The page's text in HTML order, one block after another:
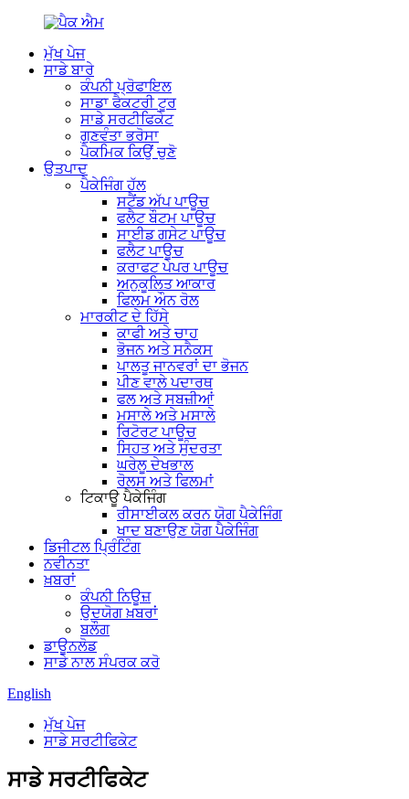
ਮੁੱਖ ਪੇਜ
ਸਾਡੇ ਬਾਰੇ
ਕੰਪਨੀ ਪ੍ਰੋਫਾਇਲ
ਸਾਡਾ ਫੈਕਟਰੀ ਟੂਰ
ਸਾਡੇ ਸਰਟੀਫਿਕੇਟ
ਗੁਣਵੰਤਾ ਭਰੋਸਾ
ਪੈਕਮਿਕ ਕਿਉਂ ਚੁਣੋ
ਉਤਪਾਦ
ਪੈਕੇਜਿੰਗ ਹੱਲ
ਸਟੈਂਡ ਅੱਪ ਪਾਊਚ
ਫਲੈਟ ਬੌਟਮ ਪਾਊਚ
ਸਾਈਡ ਗਸੇਟ ਪਾਊਚ
ਫਲੈਟ ਪਾਊਚ
ਕਰਾਫਟ ਪੇਪਰ ਪਾਊਚ
ਅਨੁਕੂਲਿਤ ਆਕਾਰ
ਫਿਲਮ ਔਨ ਰੋਲ
ਮਾਰਕੀਟ ਦੇ ਹਿੱਸੇ
ਕਾਫੀ ਅਤੇ ਚਾਹ
ਭੋਜਨ ਅਤੇ ਸਨੈਕਸ
ਪਾਲਤੂ ਜਾਨਵਰਾਂ ਦਾ ਭੋਜਨ
ਪੀਣ ਵਾਲੇ ਪਦਾਰਥ
ਫਲ ਅਤੇ ਸਬਜ਼ੀਆਂ
ਮਸਾਲੇ ਅਤੇ ਮਸਾਲੇ
ਰਿਟੋਰਟ ਪਾਊਚ
ਸਿਹਤ ਅਤੇ ਸੁੰਦਰਤਾ
ਘਰੇਲੂ ਦੇਖਭਾਲ
ਰੋਲਸ ਅਤੇ ਫਿਲਮਾਂ
ਟਿਕਾਊ ਪੈਕੇਜਿੰਗ
ਰੀਸਾਈਕਲ ਕਰਨ ਯੋਗ ਪੈਕੇਜਿੰਗ
ਖਾਦ ਬਣਾਉਣ ਯੋਗ ਪੈਕੇਜਿੰਗ
ਡਿਜੀਟਲ ਪ੍ਰਿੰਟਿੰਗ
ਨਵੀਨਤਾ
ਖ਼ਬਰਾਂ
ਕੰਪਨੀ ਨਿਊਜ਼
ਉਦਯੋਗ ਖ਼ਬਰਾਂ
ਬਲੌਗ
ਡਾਊਨਲੋਡ
ਸਾਡੇ ਨਾਲ ਸੰਪਰਕ ਕਰੋ
English
ਮੁੱਖ ਪੇਜ
ਸਾਡੇ ਸਰਟੀਫਿਕੇਟ
ਸਾਡੇ ਸਰਟੀਫਿਕੇਟ